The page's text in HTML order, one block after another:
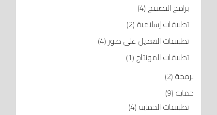
برامج التصفح (4)
تطبيقات إسلامية (2)
تطبيقات التعديل على صور (4)
تطبيقات المونتاج (1)
برمجة (2)
حماية (9)
تطبيقات الحماية (4)